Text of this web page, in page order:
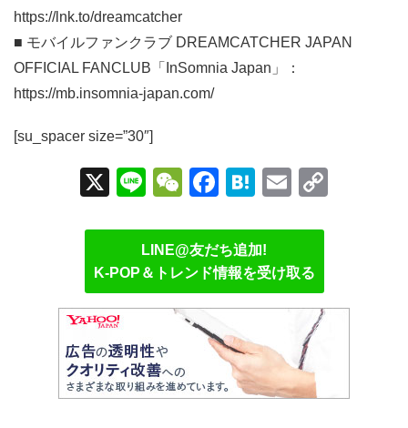
https://lnk.to/dreamcatcher
■ モバイルファンクラブ DREAMCATCHER JAPAN
OFFICIAL FANCLUB「InSomnia Japan」：
https://mb.insomnia-japan.com/
[su_spacer size=”30″]
X
Li
e
W
C
h
at
F
c
e
b
o
o
k
H
e
n
a
E
ail
LINE@友だち追加!
K-POP＆トレンド情報を受け取る